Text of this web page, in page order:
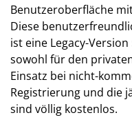
Benutzeroberfläche
Diese
ist eine Legacy-
sowohl für den
Einsatz bei nicht-
Registrierung und die
sind völlig kostenlos.